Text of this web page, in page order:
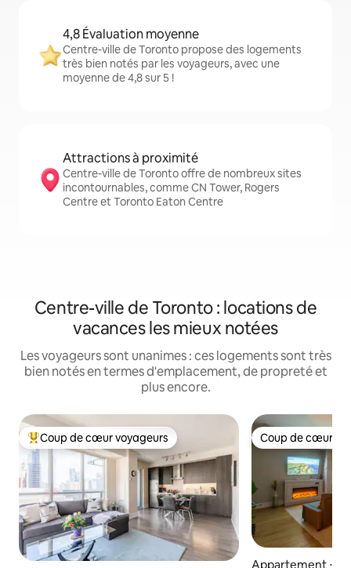
4,8 Évaluation moyenne
Centre-ville de Toronto propose des logements
très bien notés par les voyageurs, avec une
moyenne de 4,8 sur 5 !
Attractions à proximité
Centre-ville de Toronto offre de nombreux sites
incontournables, comme CN Tower, Rogers
Centre et Toronto Eaton Centre
Centre-ville de Toronto : locations de
vacances les mieux notées
Les voyageurs sont unanimes : ces logements sont très
bien notés en termes d'emplacement, de propreté et
plus encore.
Coups de cœur voyageurs les plus appréciés
Coup de cœur voyageurs Coup de cœur
Coup de cœur
Appartement ⋅